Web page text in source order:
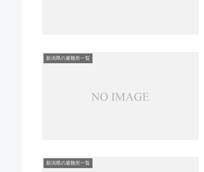
新潟県の避難所一覧
新潟県の避難所一覧